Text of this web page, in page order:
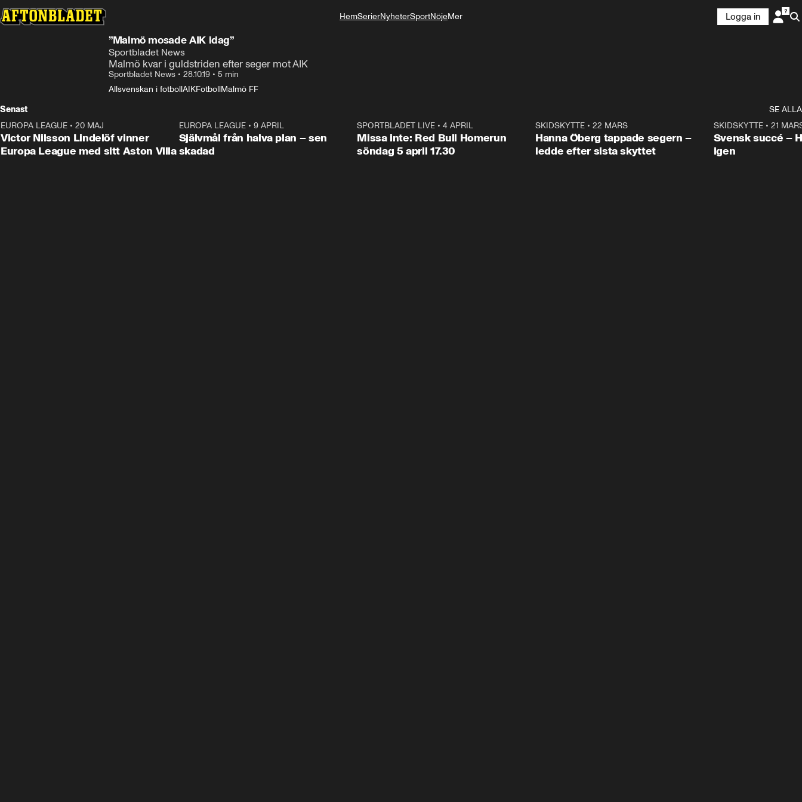
HemSerierNyheterSportNöjeMer
Logga in
”Malmö mosade AIK idag”
Sportbladet News
Malmö kvar i guldstriden efter seger mot AIK
Sportbladet News • 28.10.19 • 5 min
Allsvenskan i fotbollAIKFotbollMalmö FF
Senast
SE ALLA
EUROPA LEAGUE • 20 MAJ
Victor Nilsson Lindelöf vinner
Europa League med sitt Aston Villa
1:03
EUROPA LEAGUE• 9 APRIL
Självmål från halva plan – sen
skadad
SPORTBLADET LIVE •4 APRIL
Missa inte: Red Bull Homerun
söndag 5 april 17.30
SKIDSKYTTE• 22 MARS
Hanna Öberg tappade segern –
ledde efter sista skyttet
SKIDSKYTTE• 21
Svensk succé –
igen